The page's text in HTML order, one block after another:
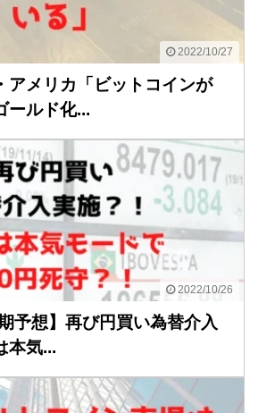
2022/10/27
アメリカ「ビットコインが
ールド化...
2022/10/26
予想】再び円買い為替介入
本気...